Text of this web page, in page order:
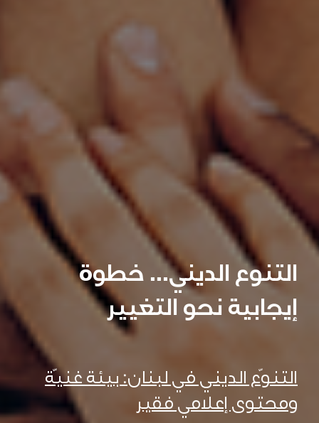
التنوع الديني... خطوة
إيجابية نحو التغيير
التنوّع الديني في لبنان: بيئة غنيّة
ومحتوى إعلامي فقير